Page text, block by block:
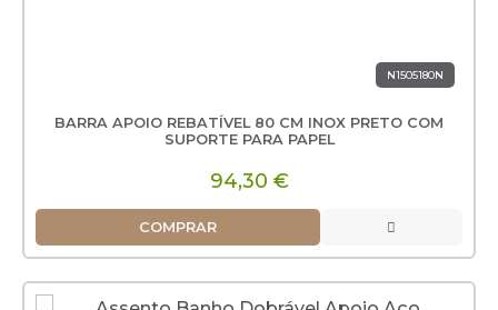
N1505180N
BARRA APOIO REBATÍVEL 80 CM INOX PRETO COM
SUPORTE PARA PAPEL
94,30 €
COMPRAR